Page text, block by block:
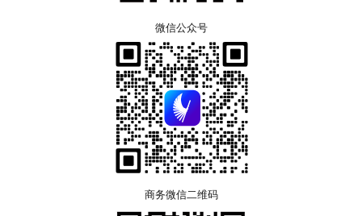
微信公众号
商务微信二维码